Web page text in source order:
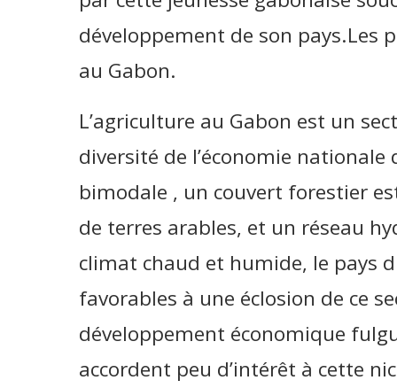
développement de son pays.Les
au Gabon.
L’agriculture au Gabon est un
diversité de l’économie
bimodale , un couvert forestier
de terres arables, et un réseau
climat chaud et humide, le pays
favorables à une éclosion de ce
développement économique
accordent peu d’intérêt à cette